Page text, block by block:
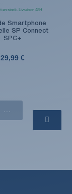
en stock. Livraison 48H
Smartphone
SP Connect
SPC+
29,99 €